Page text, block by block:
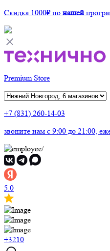
Скидка 1000₽ по нашей
Premium Store
+7 (831) 260-14-03
звоните нам c 9:00 до 21:00,
5.0
+3210